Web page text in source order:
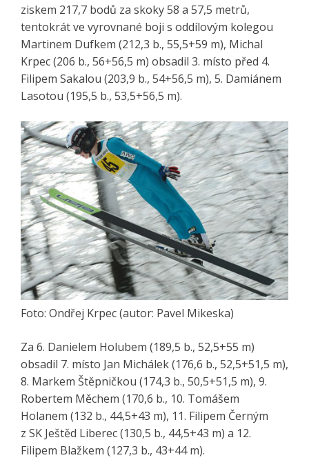
ziskem 217,7 bodů za skoky 58 a 57,5 metrů,
tentokrát ve vyrovnané boji s oddílovým kolegou
Martinem Dufkem (212,3 b., 55,5+59 m), Michal
Krpec (206 b., 56+56,5 m) obsadil 3. místo před 4.
Filipem Sakalou (203,9 b., 54+56,5 m), 5. Damiánem
Lasotou (195,5 b., 53,5+56,5 m).
Foto: Ondřej Krpec (autor: Pavel Mikeska)
Za 6. Danielem Holubem (189,5 b., 52,5+55 m)
obsadil 7. místo Jan Michálek (176,6 b., 52,5+51,5 m),
8. Markem Štěpničkou (174,3 b., 50,5+51,5 m), 9.
Robertem Měchem (170,6 b., 10. Tomášem
Holanem (132 b., 44,5+43 m), 11. Filipem Černým
z SK Ještěd Liberec (130,5 b., 44,5+43 m) a 12.
Filipem Blažkem (127,3 b., 43+44 m).